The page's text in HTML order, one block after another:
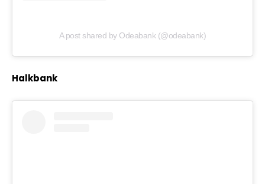
A post shared by Odeabank (@odeabank)
Halkbank